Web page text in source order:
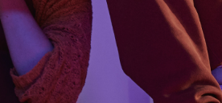
請選擇分類